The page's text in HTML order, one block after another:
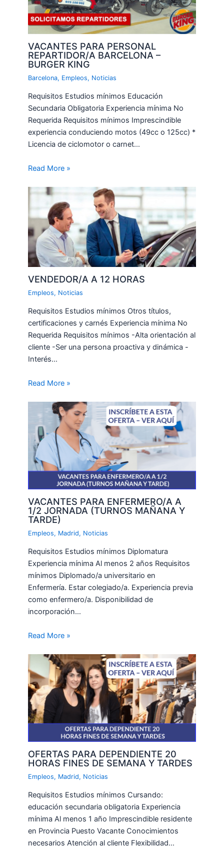
VACANTES PARA PERSONAL
REPARTIDOR/A BARCELONA –
BURGER KING
Barcelona, Empleos, Noticias
Requisitos Estudios mínimos Educación
Secundaria Obligatoria Experiencia mínima No
Requerida Requisitos mínimos Imprescindible
experiencia conduciendo motos (49cc o 125cc) *
Licencia de ciclomotor o carnet…
Read More »
VENDEDOR/A A 12 HORAS
Empleos, Noticias
Requisitos Estudios mínimos Otros títulos,
certificaciones y carnés Experiencia mínima No
Requerida Requisitos mínimos -Alta orientación al
cliente -Ser una persona proactiva y dinámica -
Interés…
Read More »
VACANTES PARA ENFERMERO/A A
1/2 JORNADA (TURNOS MAÑANA Y
TARDE)
Empleos, Madrid, Noticias
Requisitos Estudios mínimos Diplomatura
Experiencia mínima Al menos 2 años Requisitos
mínimos Diplomado/a universitario en
Enfermería. Estar colegiado/a. Experiencia previa
como enfermero/a. Disponibilidad de
incorporación…
Read More »
OFERTAS PARA DEPENDIENTE 20
HORAS FINES DE SEMANA Y TARDES
Empleos, Madrid, Noticias
Requisitos Estudios mínimos Cursando:
educación secundaria obligatoria Experiencia
mínima Al menos 1 año Imprescindible residente
en Provincia Puesto Vacante Conocimientos
necesarios Atención al cliente Flexibilidad…